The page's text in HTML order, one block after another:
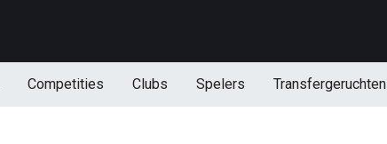
Competities Clubs Spelers Transfergeruchten